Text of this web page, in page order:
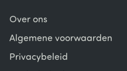
Over ons
Algemene voorwaarden
Privacybeleid